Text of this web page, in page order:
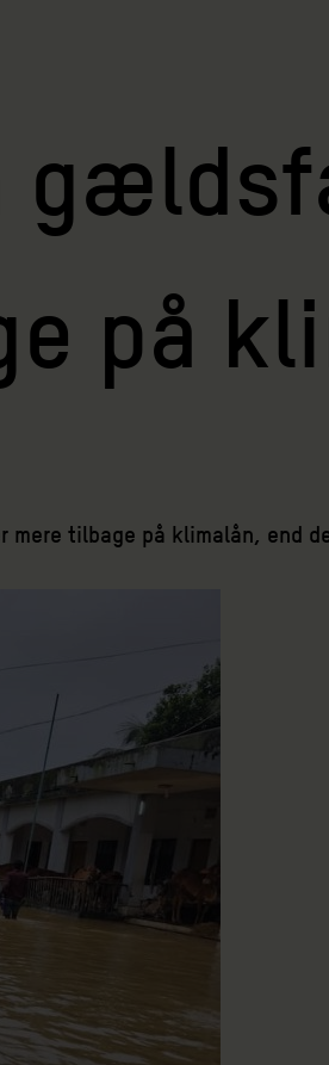
på
mere tilbage på klimalån, end